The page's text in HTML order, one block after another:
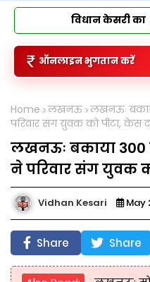
विधान केसरी का
ऑनलाइन भुगतान करें
Home लखनऊ लखनऊः
परिवार संग युवक को पीटा, केस
लखनऊः बकाया 300
ने परिवार संग युवक
Vidhan Kesari May
Share Share